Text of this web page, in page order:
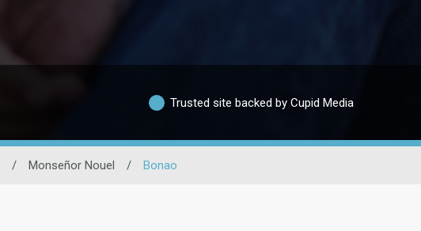
Trusted site backed by Cupid Media
/ Monseñor Nouel / Bonao